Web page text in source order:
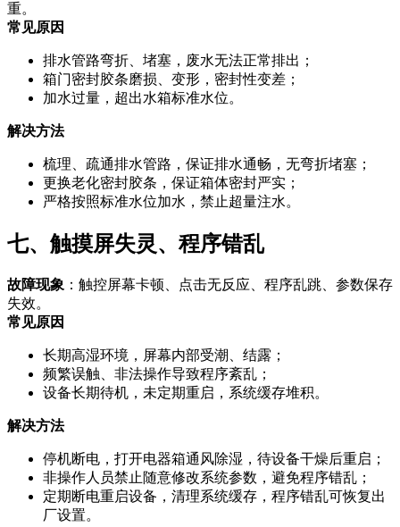
重。
常见原因
排水管路弯折、堵塞，废水无法正常排出；
箱门密封胶条磨损、变形，密封性变差；
加水过量，超出水箱标准水位。
解决方法
梳理、疏通排水管路，保证排水通畅，无弯折堵塞；
更换老化密封胶条，保证箱体密封严实；
严格按照标准水位加水，禁止超量注水。
七、触摸屏失灵、程序错乱
故障现象 ：触控屏幕卡顿、点击无反应、程序乱跳、参数保存
失效。
常见原因
长期高湿环境，屏幕内部受潮、结露；
频繁误触、非法操作导致程序紊乱；
设备长期待机，未定期重启，系统缓存堆积。
解决方法
停机断电，打开电器箱通风除湿，待设备干燥后重启；
非操作人员禁止随意修改系统参数，避免程序错乱；
定期断电重启设备，清理系统缓存，程序错乱可恢复出
厂设置。